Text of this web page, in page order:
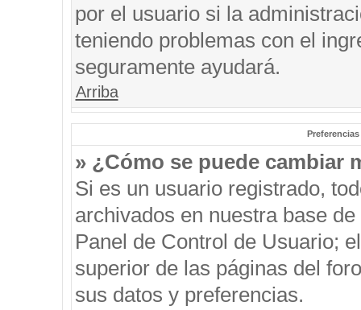
por el usuario si la
teniendo problemas con el
seguramente ayudará.
Arriba
» ¿Cómo se puede cambiar
Si es un usuario registrado,
archivados en nuestra base
Panel de Control de Usuario;
superior de las páginas del
sus datos y preferencias.